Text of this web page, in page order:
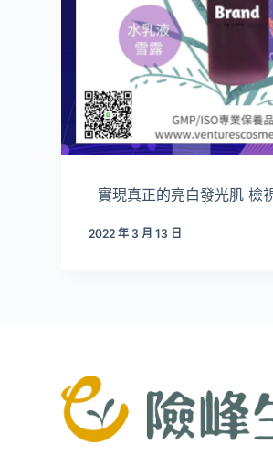
實現真正的亮白發光肌 檢
2022 年 3 月 13 日